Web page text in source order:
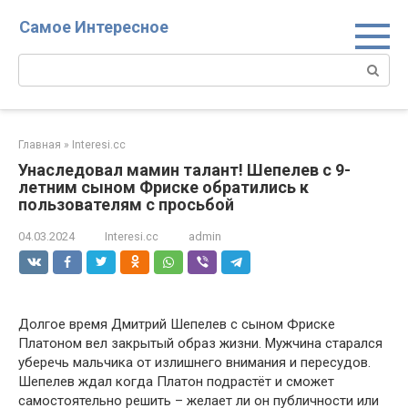
Самое Интересное
Поиск:
Главная » Interesi.cc
Унаследовал мамин талант! Шепелев с 9-
летним сыном Фриске обратились к
пользователям с просьбой
04.03.2024 Interesi.cc admin
Долгое время Дмитрий Шепелев с сыном Фриске
Платоном вел закрытый образ жизни. Мужчина старался
уберечь мальчика от излишнего внимания и пересудов.
Шепелев ждал когда Платон подрастёт и сможет
самостоятельно решить – желает ли он публичности или